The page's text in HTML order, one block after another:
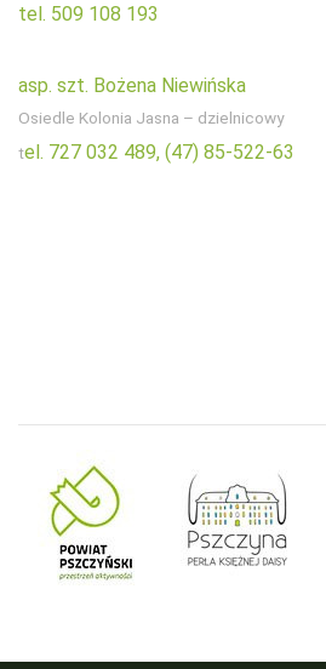
tel. 509 108 193
asp. szt. Bożena Niewińska
Osiedle Kolonia Jasna – dzielnicowy
tel. 727 032 489, (47) 85-522-63